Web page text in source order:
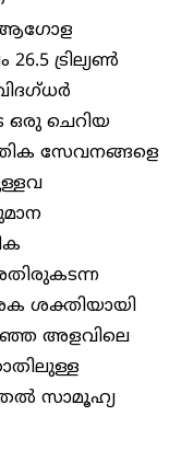
ആഗോള
ട്രില്യൺ
ചെറിയ
സേവനങ്ങളെ
ശക്തിയായി
അളവിലെ
സാമൂഹ്യ